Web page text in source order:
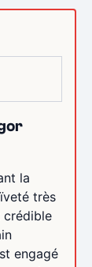
la
très
crédible
engagé